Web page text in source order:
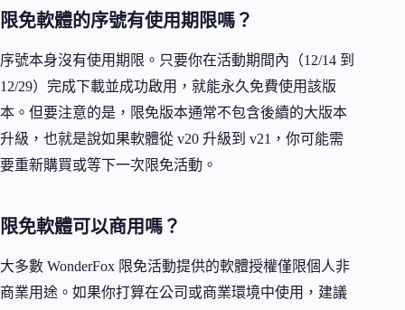
限免軟體的序號有使用期限嗎？
序號本身沒有使用期限。只要你在活動期間內（12/14 到
12/29）完成下載並成功啟用，就能永久免費使用該版
本。但要注意的是，限免版本通常不包含後續的大版本
升級，也就是說如果軟體從 v20 升級到 v21，你可能需
要重新購買或等下一次限免活動。
限免軟體可以商用嗎？
大多數 WonderFox 限免活動提供的軟體授權僅限個人非
商業用途。如果你打算在公司或商業環境中使用，建議